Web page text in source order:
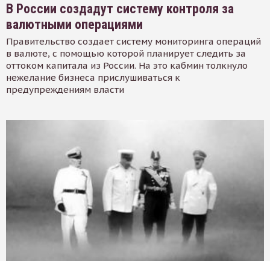
В России создадут систему контроля за
валютными операциями
Правительство создает систему мониторинга операций
в валюте, с помощью которой планирует следить за
оттоком капитала из России. На это кабмин толкнуло
нежелание бизнеса прислушиваться к
предупреждениям власти